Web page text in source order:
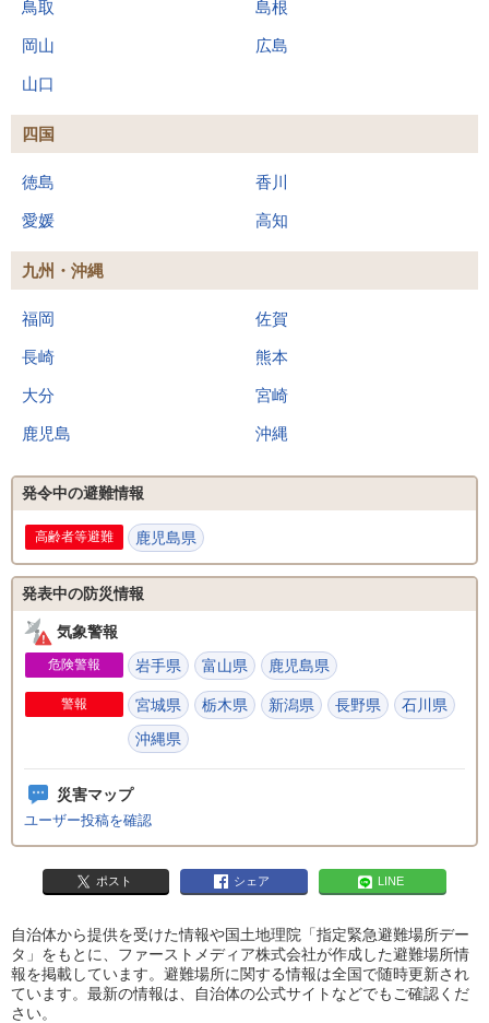
鳥取 島根
岡山 広島
山口
四国
徳島 香川
愛媛 高知
九州・沖縄
福岡 佐賀
長崎 熊本
大分 宮崎
鹿児島 沖縄
発令中の避難情報
高齢者等避難 鹿児島県
発表中の防災情報
気象警報
危険警報 岩手県 富山県 鹿児島県
警報 宮城県 栃木県 新潟県 長野県
石川県
沖縄県
災害マップ
ユーザー投稿を確認
ポスト シェア LINE
自治体から提供を受けた情報や国土地理院「指定緊急避難場所デー
タ」をもとに、ファーストメディア株式会社が作成した避難場所情
報を掲載しています。避難場所に関する情報は全国で随時更新され
ています。最新の情報は、自治体の公式サイトなどでもご確認くだ
さい。